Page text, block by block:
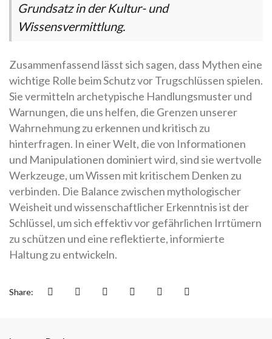
Grundsatz in der Kultur- und
Wissensvermittlung.
Zusammenfassend lässt sich sagen, dass Mythen eine
wichtige Rolle beim Schutz vor Trugschlüssen spielen.
Sie vermitteln archetypische Handlungsmuster und
Warnungen, die uns helfen, die Grenzen unserer
Wahrnehmung zu erkennen und kritisch zu
hinterfragen. In einer Welt, die von Informationen
und Manipulationen dominiert wird, sind sie wertvolle
Werkzeuge, um Wissen mit kritischem Denken zu
verbinden. Die Balance zwischen mythologischer
Weisheit und wissenschaftlicher Erkenntnis ist der
Schlüssel, um sich effektiv vor gefährlichen Irrtümern
zu schützen und eine reflektierte, informierte
Haltung zu entwickeln.
Share: